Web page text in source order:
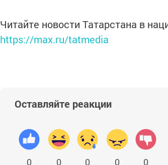
Читайте новости Татарстана в
https://max.ru/tatmedia
Оставляйте реакции
0 0 0 0 0